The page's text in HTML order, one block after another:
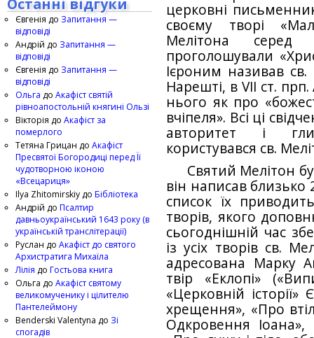
церковні
своєму творі
Мелітона
проголошували
Ієроним називав
Нарешті, в VII ст.
нього як про
вчіпеля». Bсі ці
авторитет і
користувався св.
Святий Мелітон
він написав
список їх
творів, якого
сьогоднішній час
із усіх творів св.
адресована Марку
твір «Еклопі»
«Церковній
хрещення», «Про
Одкровення
Євгенія до Запитання —
відповіді
Андрій до Запитання —
відповіді
Євгенія до Запитання —
відповіді
Ольга до Акафіст святій
рівноапостольній княгині Ользі
Вікторія до Акафіст за
померлого
Тетяна Грицан до Акафіст
Пресвятої Богородиці перед Її
чудотворною іконою
«Всецариця»
Ilya Zhitomirskiy до Бібліотека
Андрій до Псалтир
давньоукраїнський 1643 року (в
українській транслітерації)
Руслан до Акафіст до святого
Архистратига Михаїла
Лілія до Гостьова книга
Ольга до Акафіст святому
великомученику і цілителю
Пантелеймону
Benderski Valentyna до Зі
спогадів